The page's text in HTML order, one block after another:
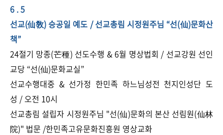
6 . 5
선교(仙敎) 승공일 예도 / 선교총림 시정원주님 ​“​선(仙)문화산
책”
24절기 망종(芒種) 선도수행 & 6월 명상법회 / 선교강원 선인
교당 “​선(仙)문화교실”
선교수행대중 & 선가정 한민족 하느님성전 천지인성단 도
성 / 오전 10시
선교총림 설립자 시정원주님 "선(仙)문화의 본산 선림원(仙林
院)" 법문 /한민족고유문화진흥원 영상교화